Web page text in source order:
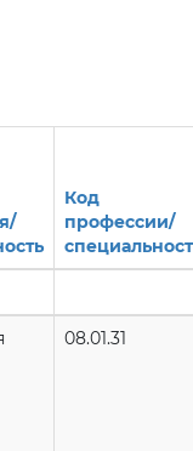
Код
профессии/
08.01.31